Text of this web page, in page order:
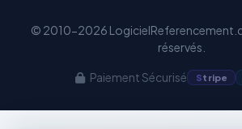
© 2010-2026
réservés.
Paiement Sécurisé Stripe